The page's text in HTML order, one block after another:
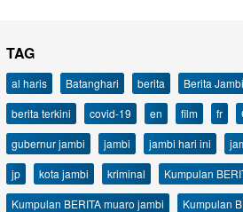
TAG
al haris Batanghari berita Berita
berita terkini
covid-19 en film fr
gubernur jambi
jambi jambi hari ini
jp
kota jambi kriminal
Kumpulan
Kumpulan BERITA muaro jambi
Kumpulan